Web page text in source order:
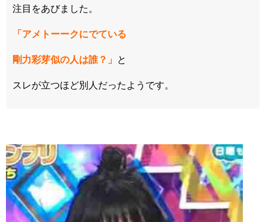
注目をあびました。
「アメトーークにでている
剛力彩芽似の人は誰？」 と
スレが立つほど別人だったようです。